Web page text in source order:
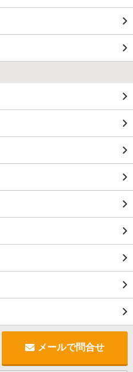
メールで問合せ